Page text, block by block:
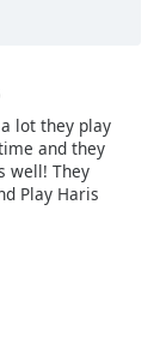
lot they play
and they
well! They
Play Haris